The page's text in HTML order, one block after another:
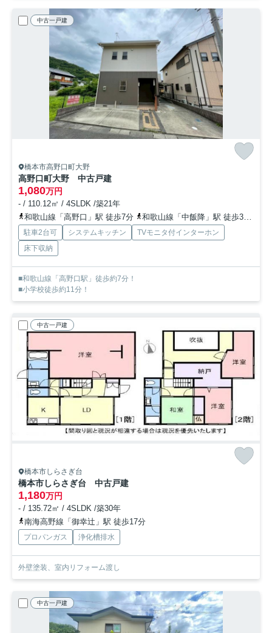
中古一戸建
橋本市高野口町大野
高野口町大野 中古戸建
1,080万円
- / 110.12㎡ / 4SLDK /築21年
和歌山線「高野口」駅 徒歩7分
和歌山線「中飯降」駅 徒歩30分
駐車2台可 システムキッチン
TVモニタ付インターホン
床下収納
■和歌山線「高野口駅」徒歩約7分！
■小学校徒歩約11分！
中古一戸建
橋本市しらさぎ台
橋本市しらさぎ台 中古戸建
1,180万円
- / 135.72㎡ / 4SLDK /築30年
南海高野線「御幸辻」駅 徒歩17分
プロパンガス 浄化槽排水
外壁塗装、室内リフォーム渡し
中古一戸建